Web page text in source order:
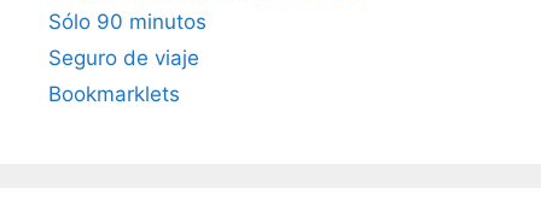
Sólo 90 minutos
Seguro de viaje
Bookmarklets